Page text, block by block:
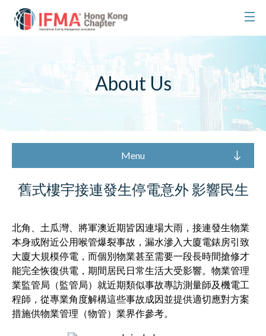
About Us
Menu
舊式樓宇接連發生停電意外 影響民生
北角、土瓜灣、將軍澳近期皆因連場大雨，接連發生物業
本身或附近公用喉管爆裂事故，漏水滲入大廈電錶房引致
大廈大規模停電，而個別物業甚至需要一段長時間搶修才
能完全恢復供電，期間居民日常生活大受影響。物業管理
業監管局（監管局）就近期類似事故專訪測量師及機電工
程師，從專業角度解構這些事故成因並提供適切應對方案
措施供物業管理（物管）業界作參考。